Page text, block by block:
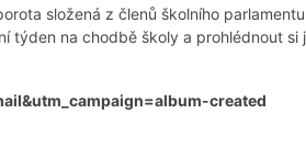
složená z členů školního
týden na chodbě školy a prohlédnout si
created